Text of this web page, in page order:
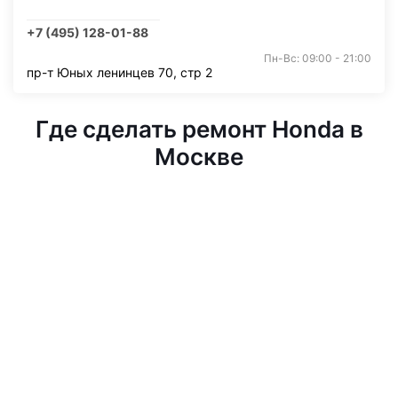
+7 (495) 128-01-88
Пн-Вс: 09:00 - 21:00
пр-т Юных ленинцев 70, стр 2
Где сделать ремонт Honda в
Москве